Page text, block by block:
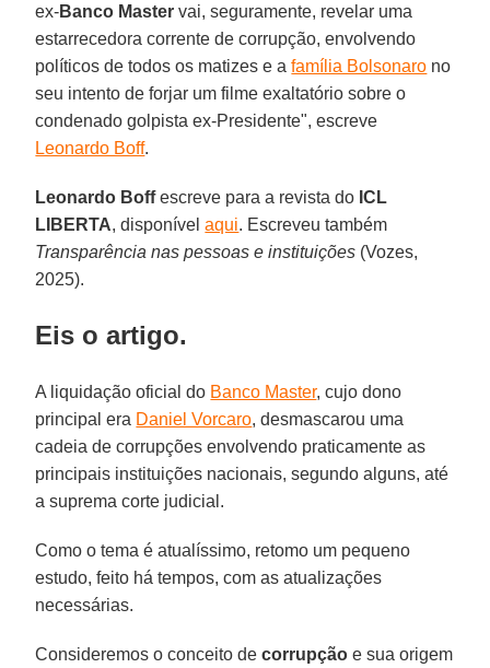
ex-Banco Master vai, seguramente, revelar uma
estarrecedora corrente de corrupção, envolvendo
políticos de todos os matizes e afamília Bolsonaro no
seu intento de forjar um filme exaltatório sobre o
condenado golpista ex-Presidente", escreve
Leonardo Boff.
Leonardo Boffescreve para a revista do ICL
LIBERTA, disponívelaqui. Escreveu também
Transparência nas pessoas e instituições (Vozes,
2025).
Eis o artigo.
A liquidação oficial do Banco Master, cujo dono
principal era Daniel Vorcaro, desmascarou uma
cadeia de corrupções envolvendo praticamente as
principais instituições nacionais, segundo alguns, até
a suprema corte judicial.
Como o tema é atualíssimo, retomo um pequeno
estudo, feito há tempos, com as atualizações
necessárias.
Consideremos o conceito decorrupção e sua origem